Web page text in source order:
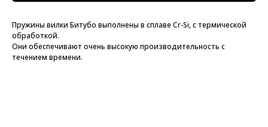
Пружины вилки Битубо выполнены в сплаве Cr-Si, с термической
обработкой.
Они обеспечивают очень высокую производительность с
течением времени.